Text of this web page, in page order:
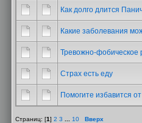
Как долго длится
Какие заболевания
Тревожно-фобическое
Страх есть еду
Помогите избавится
Страниц: [1] 2 3 10 Вверх